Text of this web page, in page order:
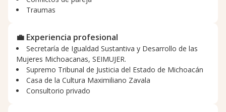
Traumas
💼 Experiencia profesional
Secretaría de Igualdad Sustantiva y Desarrollo de las
Mujeres Michoacanas, SEIMUJER.
Supremo Tribunal de Justicia del Estado de Michoacán
Casa de la Cultura Maximiliano Zavala
Consultorio privado